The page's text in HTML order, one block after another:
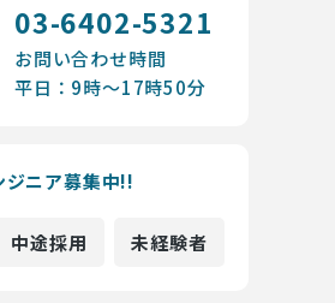
03-6402-5321
お問い合わせ時間
平日：9時～17時50分
ジニア募集中!!
中途採用 未経験者